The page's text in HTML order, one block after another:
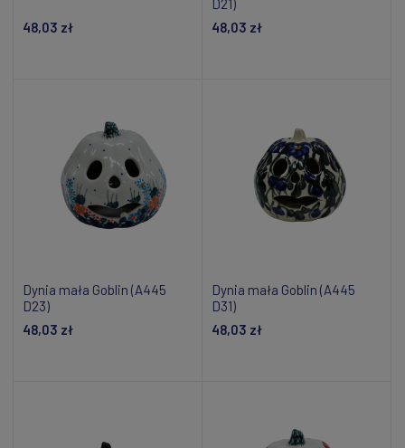
48,03 zł
D21)
48,03 zł
Dynia mała Goblin (A445
D23)
48,03 zł
Dynia mała Goblin (A445
D31)
48,03 zł